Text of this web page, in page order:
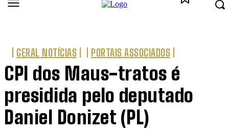
GERAL NOTÍCIAS PORTAIS ASSOCIADOS
CPI dos Maus-tratos é
presidida pelo deputado
Daniel Donizet (PL)